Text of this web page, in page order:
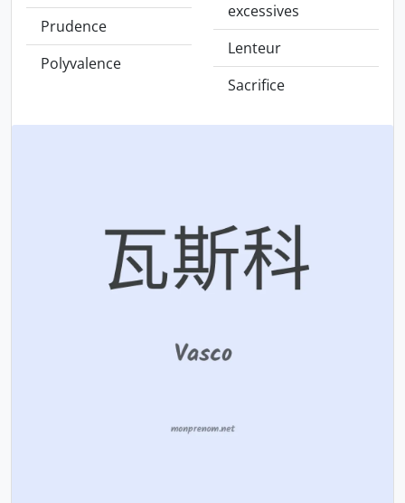
Prudence
Polyvalence
excessives
Lenteur
Sacrifice